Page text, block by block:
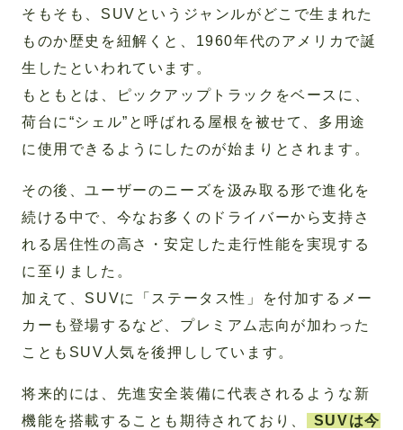
そもそも、SUVというジャンルがどこで生まれた
ものか歴史を紐解くと、1960年代のアメリカで誕
生したといわれています。
もともとは、ピックアップトラックをベースに、
荷台に“シェル”と呼ばれる屋根を被せて、多用途
に使用できるようにしたのが始まりとされます。
その後、ユーザーのニーズを汲み取る形で進化を
続ける中で、今なお多くのドライバーから支持さ
れる居住性の高さ・安定した走行性能を実現する
に至りました。
加えて、SUVに「ステータス性」を付加するメー
カーも登場するなど、プレミアム志向が加わった
こともSUV人気を後押ししています。
将来的には、先進安全装備に代表されるような新
機能を搭載することも期待されており、
SUVは今